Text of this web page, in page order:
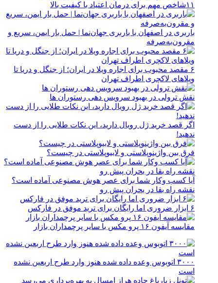
۱۱شاخص مهم برای درمان اعتیاد با کیفیت بالا
باربری در اصفهان با باربری جهان‌نما | حمل بار ایمن، سریع و
مقرون‌به‌صرفه
۶ مقصد محبوب برای اجاره ویلا در ایران؛ از جنگل و دریا تا
ویلاهای لاکچری اطراف تهران
نقش ترولی در بهبود سرویس دهی رستوران ها
اگر قصد خرید ژل رویال دارید، این نکات طلایی را از دست
ندهید!
فرق بین واژینوپلاستی و لابیوپلاستی در چیست؟
آیا کسب وکار شما برای عصر هوش مصنوعی آماده است؟
نقشه راه بقا در بحران پیش رو
۶ ابزار ضروری اما رایگان برای ترید موفق در فارکس
مقایسه آیفون ۱۶ پرو مکس با سایر پرچمداران بازار
۳۰۰۰ اتوبوس وعده داده شده هنوز وارد طرح اربعین نشده
است